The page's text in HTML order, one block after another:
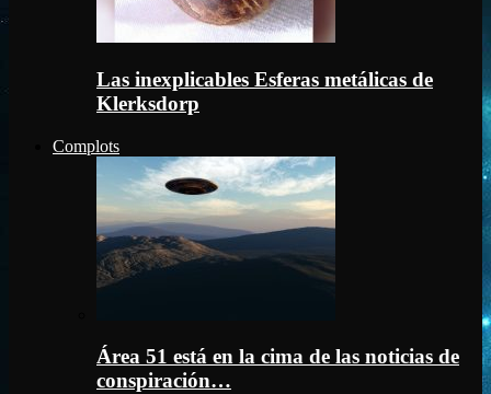
Las inexplicables Esferas metálicas de
Klerksdorp
Complots
Área 51 está en la cima de las noticias de
conspiración…